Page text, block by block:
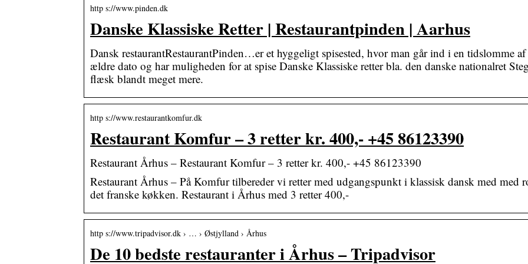
http s://www.pinden.dk
Danske Klassiske Retter | Restaurantpinden | Aarhus
Dansk restaurantRestaurantPinden…er et hyggeligt spisested, hvor man går ind i en tidslomme af
ældre dato og har muligheden for at spise Danske Klassiske retter bla. den danske nationalret
flæsk blandt meget mere.
http s://www.restaurantkomfur.dk
Restaurant Komfur – 3 retter kr. 400,- +45 86123390
Restaurant Århus – Restaurant Komfur – 3 retter kr. 400,- +45 86123390
Restaurant Århus – På Komfur tilbereder vi retter med udgangspunkt i klassisk dansk med med
det franske køkken. Restaurant i Århus med 3 retter 400,-
http s://www.tripadvisor.dk › … › Østjylland › Århus
De 10 bedste restauranter i Århus – Tripadvisor